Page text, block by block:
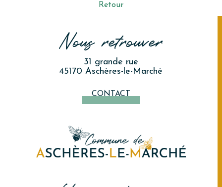
Retour
Nous retrouver
31 grande rue
45170 Aschères-le-Marché
CONTACT